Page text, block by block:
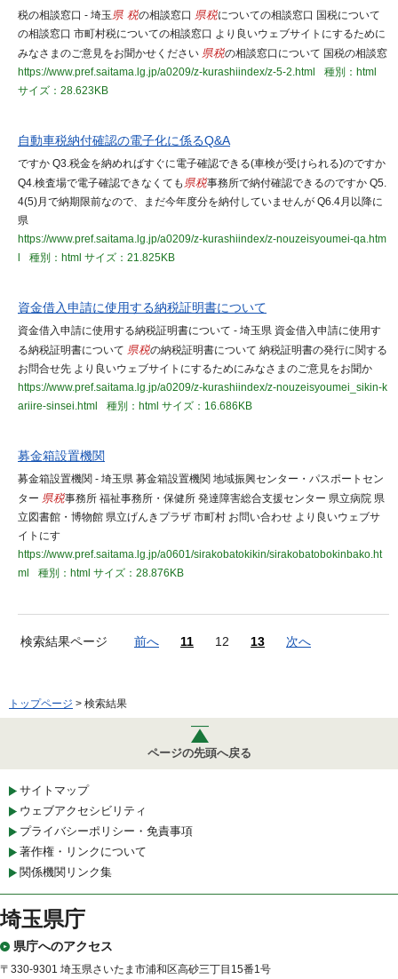
税の相談窓口 - 埼玉県 税の相談窓口 県税についての相談窓口 国税について
の相談窓口 市町村税についての相談窓口 より良いウェブサイトにするために
みなさまのご意見をお聞かせください 県税の相談窓口について 国税の相談窓
https://www.pref.saitama.lg.jp/a0209/z-kurashiindex/z-5-2.html
種別：html
サイズ：28.623KB
自動車税納付確認の電子化に係るQ&A
ですか Q3.税金を納めればすぐに電子確認できる(車検が受けられる)のですか
Q4.検査場で電子確認できなくても 県税事務所で納付確認できるのですか Q5.
4(5)月で納期限前なので、まだ今年度分を納付していませんが Q6.4月以降に
県
https://www.pref.saitama.lg.jp/a0209/z-kurashiindex/z-nouzeisyoumei-qa.htm
種別：html サイズ：21.825KB
資金借入申請に使用する納税証明書について
資金借入申請に使用する納税証明書について - 埼玉県 資金借入申請に使用す
る納税証明書について 県税の納税証明書について 納税証明書の発行に関する
お問合せ先 より良いウェブサイトにするためにみなさまのご意見をお聞か
https://www.pref.saitama.lg.jp/a0209/z-kurashiindex/z-nouzeisyoumei_sikin-k
ariire-sinsei.html
種別：html サイズ：16.686KB
募金箱設置機関
募金箱設置機関 - 埼玉県 募金箱設置機関 地域振興センター・パスポートセン
ター 県税事務所 福祉事務所・保健所 発達障害総合支援センター 県立病院 県
立図書館・博物館 県立げんきプラザ 市町村 お問い合わせ より良いウェブサ
イトにす
https://www.pref.saitama.lg.jp/a0601/sirakobatokikin/sirakobatobokinbako.ht
ml
種別：html サイズ：28.876KB
検索結果ページ 前へ 11 12 13 次へ
トップページ > 検索結果
ページの先頭へ戻る
サイトマップ
ウェブアクセシビリティ
プライバシーポリシー・免責事項
著作権・リンクについて
関係機関リンク集
埼玉県庁
県庁へのアクセス
〒330-9301 埼玉県さいたま市浦和区高砂三丁目15番1号